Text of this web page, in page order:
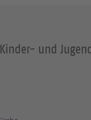
Kinder- und